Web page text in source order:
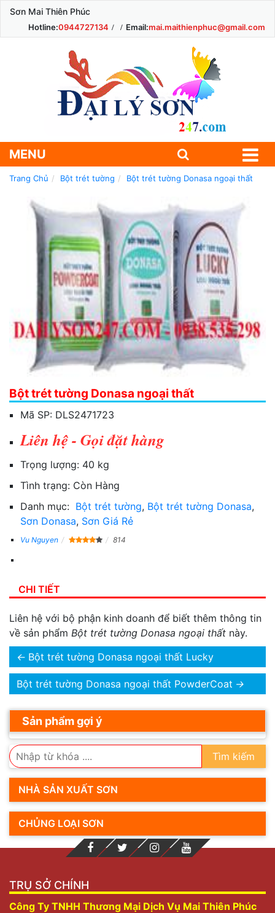
Sơn Mai Thiên Phúc
Hotline:0944727134 Email:mai.maithienphuc@gmail.com
MENU
Trang Chủ Bột trét tường Bột trét tường Donasa ngoại thất
Bột trét tường Donasa ngoại thất
Mã SP: DLS2471723
Liên hệ - Gọi đặt hàng
Trọng lượng: 40 kg
Tình trạng: Còn Hàng
Danh mục: Bột trét tường, Bột trét tường Donasa,
Sơn Donasa, Sơn Giá Rẻ
Vu Nguyen 814
CHI TIẾT
Liên hệ với bộ phận kinh doanh để biết thêm thông tin
về sản phẩm Bột trét tường Donasa ngoại thất này.
← Bột trét tường Donasa ngoại thất Lucky
Bột trét tường Donasa ngoại thất PowderCoat →
Sản phẩm gợi ý
Tìm kiếm
NHÀ SẢN XUẤT SƠN
CHỦNG LOẠI SƠN
TRỤ SỞ CHÍNH
Công Ty TNHH Thương Mại Dịch Vụ Mai Thiên Phúc